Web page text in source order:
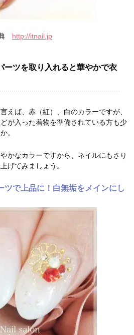
http://itnail.jp
ーツを取り入れると華やかで衣
えば、赤（紅）、白のカラーですが、
が入った着物を準備されている方も少
。
かなカラーですから、ネイルにもさり
げてみましょう。
で上品に！白無垢をメインにし